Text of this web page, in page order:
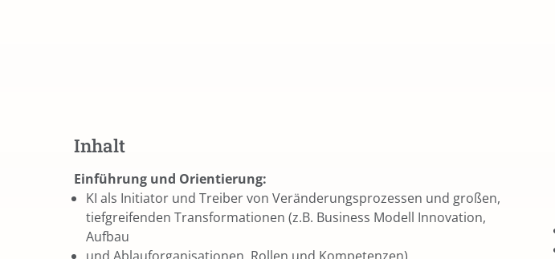
Inhalt
Einführung und Orientierung:
KI als Initiator und Treiber von Veränderungsprozessen und großen,
tiefgreifenden Transformationen (z.B. Business Modell Innovation,
Aufbau